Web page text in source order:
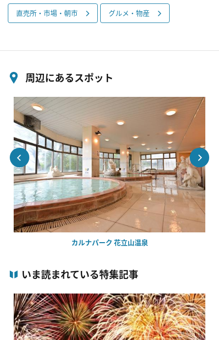
直売所・市場・朝市 グルメ・物産
周辺にあるスポット
カルナパーク 花立山温泉
いま読まれている特集記事